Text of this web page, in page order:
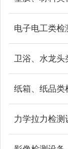
电子电工类检
纸箱、纸品类
力学拉力检测